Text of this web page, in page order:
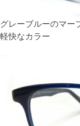
グレーブルーのマー
軽快なカラー